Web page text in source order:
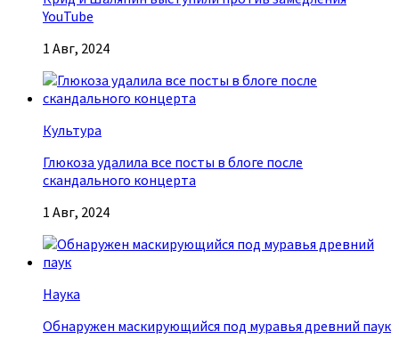
YouTube
1 Авг, 2024
Культура
Глюкоза удалила все посты в блоге после
скандального концерта
1 Авг, 2024
Наука
Обнаружен маскирующийся под муравья древний паук